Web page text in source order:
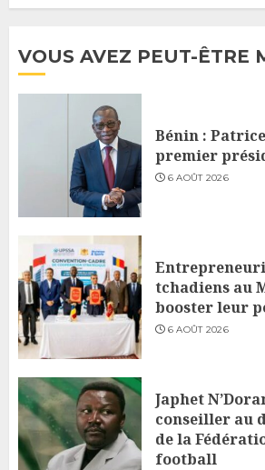
VOUS AVEZ PEUT-ÊTRE
Bénin :
premier
6 AOÛT 2026
tchadiens au
booster leur
6 AOÛT 2026
Japhet
conseiller au
de la
football